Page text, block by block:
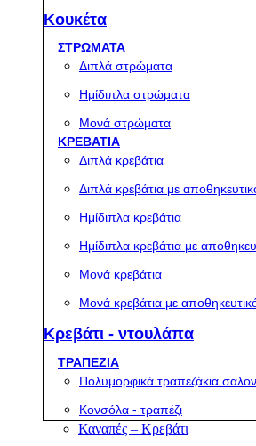
Κουκέτα
ΣΤΡΩΜΑΤΑ
Διπλά στρώματα
Ημίδιπλα στρώματα
Μονά στρώματα
ΚΡΕΒΑΤΙΑ
Διπλά κρεβάτια
Διπλά κρεβάτια με
Ημίδιπλα κρεβάτια
Ημίδιπλα κρεβάτια με
Μονά κρεβάτια
Μονά κρεβάτια με
Κρεβάτι - ντουλάπα
ΤΡΑΠΕΖΙΑ
Πολυμορφικά τραπεζάκια
Κονσόλα - τραπέζι
Καναπές – Κρεβάτι